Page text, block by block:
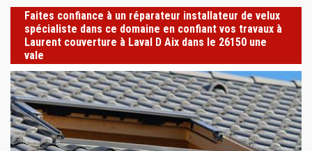
Faites confiance à un réparateur installateur de velux
spécialiste dans ce domaine en confiant vos travaux à
Laurent couverture à Laval D Aix dans le 26150 une
vale